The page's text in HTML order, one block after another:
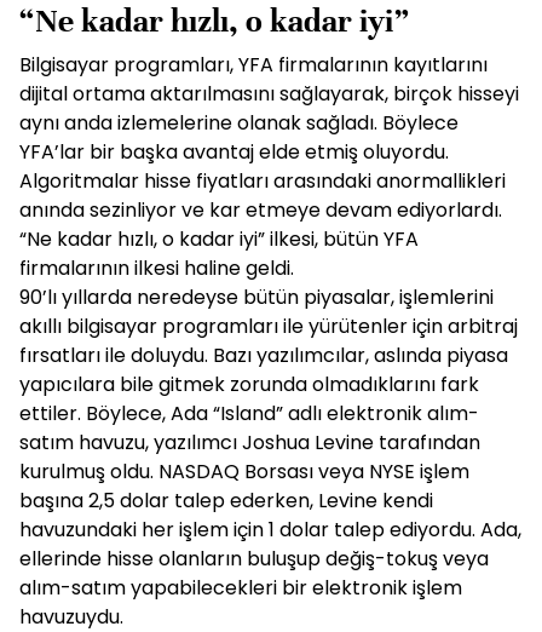
“Ne kadar hızlı, o kadar iyi”
Bilgisayar programları, YFA firmalarının kayıtlarını
dijital ortama aktarılmasını sağlayarak, birçok hisseyi
aynı anda izlemelerine olanak sağladı. Böylece
YFA’lar bir başka avantaj elde etmiş oluyordu.
Algoritmalar hisse fiyatları arasındaki anormallikleri
anında sezinliyor ve kar etmeye devam ediyorlardı.
“Ne kadar hızlı, o kadar iyi” ilkesi, bütün YFA
firmalarının ilkesi haline geldi.
90’lı yıllarda neredeyse bütün piyasalar, işlemlerini
akıllı bilgisayar programları ile yürütenler için arbitraj
fırsatları ile doluydu. Bazı yazılımcılar, aslında piyasa
yapıcılara bile gitmek zorunda olmadıklarını fark
ettiler. Böylece, Ada “Island” adlı elektronik alım-
satım havuzu, yazılımcı Joshua Levine tarafından
kurulmuş oldu. NASDAQ Borsası veya NYSE işlem
başına 2,5 dolar talep ederken, Levine kendi
havuzundaki her işlem için 1 dolar talep ediyordu. Ada,
ellerinde hisse olanların buluşup değiş-tokuş veya
alım-satım yapabilecekleri bir elektronik işlem
havuzuydu.